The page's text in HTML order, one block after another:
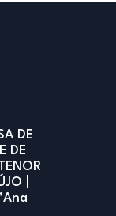
DE
DE
|